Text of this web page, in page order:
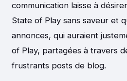
communication laisse à
State of Play sans saveur et
annonces, qui auraient
of Play, partagées à travers
frustrants posts de blog.